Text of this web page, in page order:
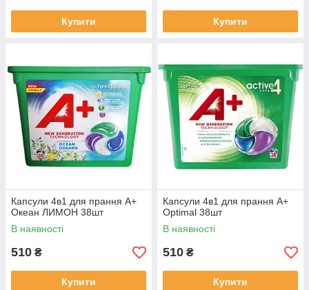
Купити Купити
Капсули 4в1 для прання А+
Океан ЛИМОН 38шт
В наявності
510 ₴
Купити
Капсули 4в1 для прання А+
Optimal 38шт
В наявності
510 ₴
Купити